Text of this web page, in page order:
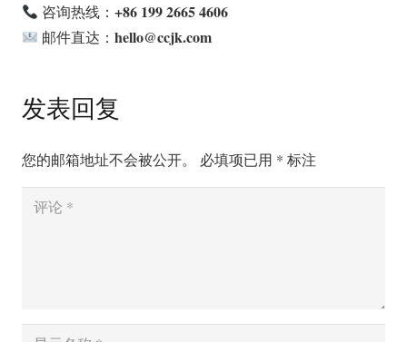
咨询热线：+86 199 2665 4606
邮件直达：hello@ccjk.com
发表回复
您的邮箱地址不会被公开。 必填项已用 * 标注